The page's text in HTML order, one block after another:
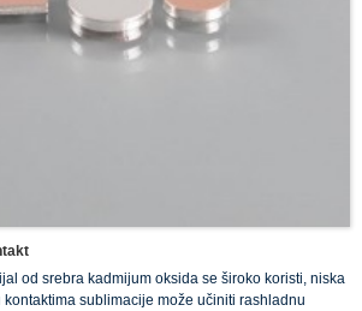
od srebra kadmijum oksida se široko koristi, niska
sublimacije može učiniti rashladnu